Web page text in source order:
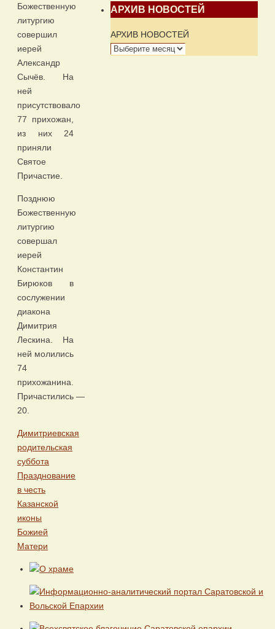
Божественную
литургию
совершил
иерей
Александр
Сычёв. На
ней
присутствовало
77 прихожан,
из них 24
приняли
Святое
Причастие.
Позднюю
Божественную
литургию
совершал
иерей
Константин
Бирюков в
сослужении
диакона
Димитрия
Лескина. На
ней молились
74
прихожанина.
Причастились —
20.
Димитриевская
родительская
суббота
Празднование
в честь
Казанской
иконы
Божией
Матери
АРХИВ НОВОСТЕЙ
АРХИВ НОВОСТЕЙ